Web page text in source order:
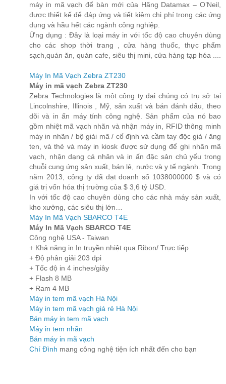
máy in mã vạch để bàn mới của Hãng Datamax – O’Neil,
được thiết kế để đáp ứng và tiết kiệm chi phí trong các ứng
dụng và hầu hết các ngành công nghiệp.
Ứng dụng : Đây là loại máy in với tốc độ cao chuyên dùng
cho các shop thời trang , cửa hàng thuốc, thực phẩm
sạch,quán ăn, quán cafe, siêu thị mini, cửa hàng tạp hóa ....
Máy In Mã Vạch Zebra ZT230
Máy in mã vạch Zebra ZT230
Zebra Technologies là một công ty đại chúng có trụ sở tại
Lincolnshire, Illinois , Mỹ, sản xuất và bán đánh dấu, theo
dõi và in ấn máy tính công nghệ. Sản phẩm của nó bao
gồm nhiệt mã vạch nhãn và nhận máy in, RFID thông minh
máy in nhãn / bộ giải mã / cố định và cầm tay độc giả / ăng
ten, và thẻ và máy in kiosk được sử dụng để ghi nhãn mã
vạch, nhận dạng cá nhân và in ấn đặc sản chủ yếu trong
chuỗi cung ứng sản xuất, bán lẻ, nước và y tế ngành. Trong
năm 2013, công ty đã đạt doanh số 1038000000 $ và có
giá trị vốn hóa thị trường của $ 3,6 tỷ USD.
In với tốc độ cao chuyên dùng cho các nhà máy sản xuất,
kho xưởng, các siêu thị lớn…
Máy In Mã Vạch SBARCO T4E
Máy In Mã Vạch SBARCO T4E
Công nghệ USA - Taiwan
+ Khả năng in In truyền nhiệt qua Ribon/ Trực tiếp
+ Độ phân giải 203 dpi
+ Tốc độ in 4 inches/giây
+ Flash 8 MB
+ Ram 4 MB
Máy in tem mã vạch Hà Nội
Máy in tem mã vạch giá rẻ Hà Nội
Bán máy in tem mã vạch
Máy in tem nhãn
Bán máy in mã vạch
Chí Đình mang công nghệ tiện ích nhất đến cho bạn